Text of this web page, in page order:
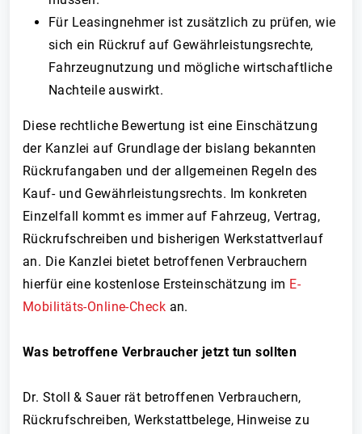
Für Leasingnehmer ist zusätzlich zu prüfen, wie
sich ein Rückruf auf Gewährleistungsrechte,
Fahrzeugnutzung und mögliche wirtschaftliche
Nachteile auswirkt.
Diese rechtliche Bewertung ist eine Einschätzung
der Kanzlei auf Grundlage der bislang bekannten
Rückrufangaben und der allgemeinen Regeln des
Kauf- und Gewährleistungsrechts. Im konkreten
Einzelfall kommt es immer auf Fahrzeug, Vertrag,
Rückrufschreiben und bisherigen Werkstattverlauf
an. Die Kanzlei bietet betroffenen Verbrauchern
hierfür eine kostenlose Ersteinschätzung im E-
Mobilitäts-Online-Check an.
Was betroffene Verbraucher jetzt tun sollten
Dr. Stoll & Sauer rät betroffenen Verbrauchern,
Rückrufschreiben, Werkstattbelege, Hinweise zu